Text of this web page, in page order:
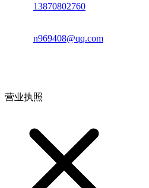
13870802760
n969408@qq.com
营业执照